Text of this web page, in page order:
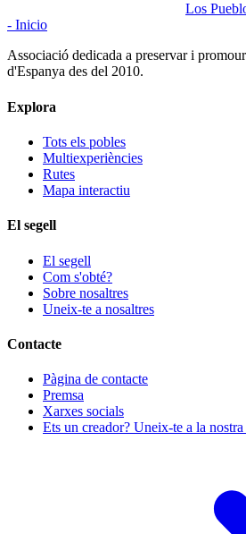
Los
- Inicio
Associació dedicada a preservar i
d'Espanya des del 2010.
Explora
Tots els pobles
Multiexperiències
Rutes
Mapa interactiu
El segell
El segell
Com s'obté?
Sobre nosaltres
Uneix-te a nosaltres
Contacte
Pàgina de contacte
Premsa
Xarxes socials
Ets un creador? Uneix-te a la